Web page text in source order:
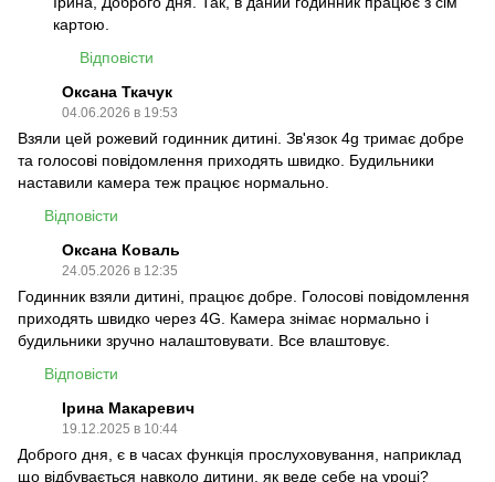
картою.
Відповісти
Оксана Ткачук
04.06.2026 в 19:53
Взяли цей рожевий годинник дитині. Зв'язок 4g тримає добре
та голосові повідомлення приходять швидко. Будильники
наставили камера теж працює нормально.
Відповісти
Оксана Коваль
24.05.2026 в 12:35
Годинник взяли дитині, працює добре. Голосові повідомлення
приходять швидко через 4G. Камера знімає нормально і
будильники зручно налаштовувати. Все влаштовує.
Відповісти
Ірина Макаревич
19.12.2025 в 10:44
Доброго дня, є в часах функція прослуховування, наприклад
що відбувається навколо дитини, як веде себе на уроці?